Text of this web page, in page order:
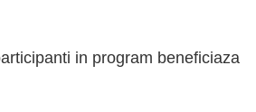
in program beneficiaza